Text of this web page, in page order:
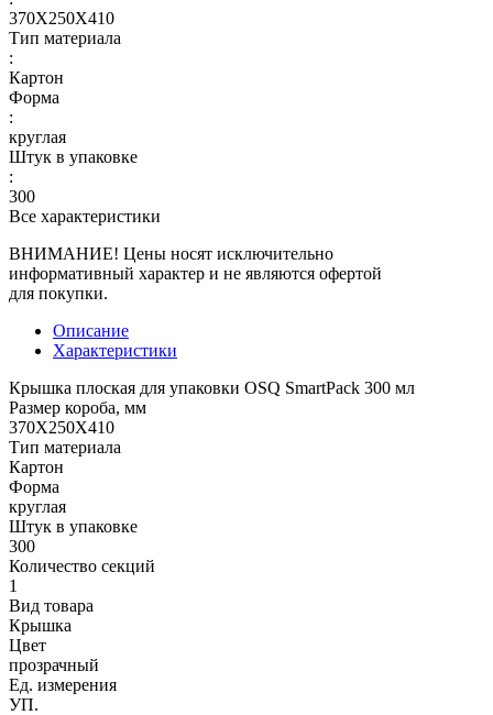
370X250X410
Тип материала
:
Картон
Форма
:
круглая
Штук в упаковке
:
300
Все характеристики
ВНИМАНИЕ! Цены носят исключительно
информативный характер и не являются офертой
для покупки.
Описание
Характеристики
Крышка плоская для упаковки OSQ SmartPack 300 мл
Размер короба, мм
370X250X410
Тип материала
Картон
Форма
круглая
Штук в упаковке
300
Количество секций
1
Вид товара
Крышка
Цвет
прозрачный
Ед. измерения
УП.